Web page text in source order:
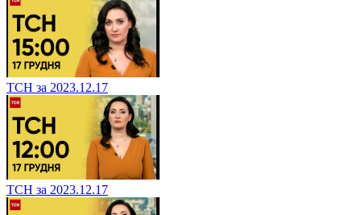
ТСН за 2023.12.17
ТСН за 2023.12.17